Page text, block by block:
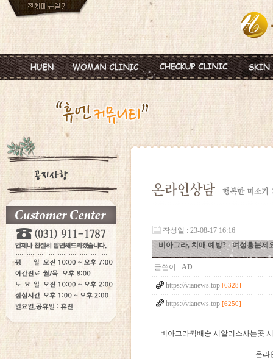
진료안내
진료시간
병원둘러보기
찾아오시는길
피임
월경이상
질염 및 성병
갱년기 및 폐경
여성성형
혈액종합검진
미혼여성검진
초기임신검진
작성일 : 23-08-17 16:16
비아그라, 치매 예방? - 여성흥분제
글쓴이 : AD
https://vianews.top [6328]
https://vianews.top [6250]
비아그라퀵배송 시알리스사는곳
온라